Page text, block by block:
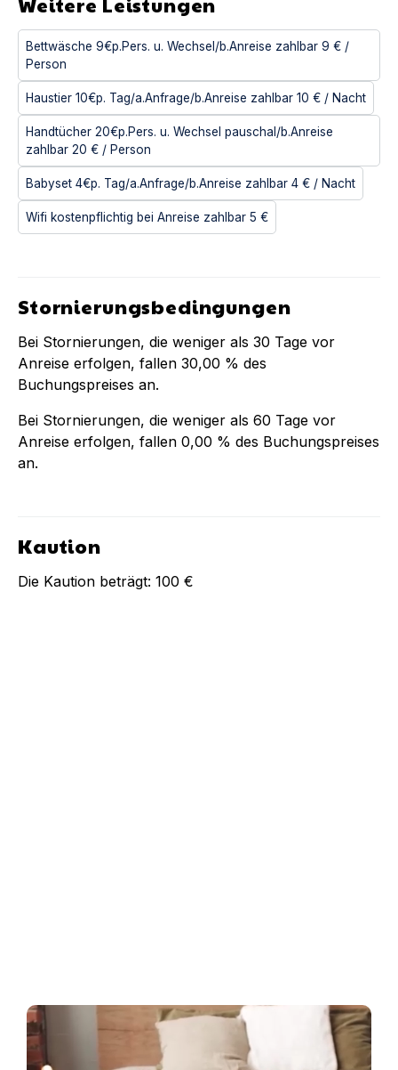
Bettwäsche 9€p.Pers. u. Wechsel/b.Anreise zahlbar 9 € /
Person
Haustier 10€p. Tag/a.Anfrage/b.Anreise zahlbar 10 € / Nacht
Handtücher 20€p.Pers. u. Wechsel pauschal/b.Anreise
zahlbar 20 € / Person
Babyset 4€p. Tag/a.Anfrage/b.Anreise zahlbar 4 € / Nacht
Wifi kostenpflichtig bei Anreise zahlbar 5 €
Stornierungsbedingungen
Bei Stornierungen, die weniger als 30 Tage vor
Anreise erfolgen, fallen 30,00 % des
Buchungspreises an.
Bei Stornierungen, die weniger als 60 Tage vor
Anreise erfolgen, fallen 0,00 % des Buchungspreises
an.
Kaution
Die Kaution beträgt: 100 €